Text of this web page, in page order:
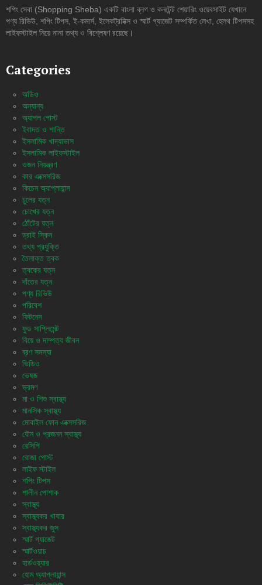
শপিং সেবা (Shopping Sheba) একটি বাংলা ব্লগ ও কনটেন্ট শেয়ারিং ওয়েবসাইট যেখানে
পণ্য রিভিউ, শপিং টিপস, ই-কমার্স, ইলেকট্রনিক্স ও স্মার্ট গ্যাজেট সম্পর্কিত লেখা, হেলথ টিপসসহ
লাইফস্টাইল নিয়ে নানা তথ্য ও বিশ্লেষণ রয়েছে।
Categories
অডিও
অন্যান্য
অ্যাপল পোস্ট
ইবাদত ও শান্তি
ইসলামিক খাদ্যাভাস
ইসলামিক লাইফস্টাইল
ওজন নিয়ন্ত্রণ
কার এক্সেসরিজ
কিচেন অ্যাপ্লায়ান্স
চুলের যত্ন
চোখের যত্ন
ঠোঁটের যত্ন
ড্রাই স্কিন
তথ্য প্রযুক্তি
তৈলাক্ত ত্বক
ত্বকের যত্ন
দাঁতের যত্ন
পণ্য রিভিউ
পরিবেশ
ফিটনেস
ফুড সাপ্লিমেন্ট
বিয়ে ও দাম্পত্য জীবন
ব্রণ সমস্যা
ভিডিও
ভেষজ
ভ্রমণ
মা ও শিশু স্বাস্থ্য
মানসিক স্বাস্থ্য
মোবাইল ফোন এক্সেসরিজ
যৌন ও প্রজনন স্বাস্থ্য
রেসিপি
রোজা পোস্ট
লাইফ স্টাইল
শপিং টিপস
শালীন পোশাক
স্বাস্থ্য
স্বাস্থ্যকর খাবার
স্বাস্থ্যকর জুস
স্মার্ট গ্যাজেট
স্মার্টওয়াচ
হার্ডওয়্যার
হোম অ্যাপ্লায়ান্স